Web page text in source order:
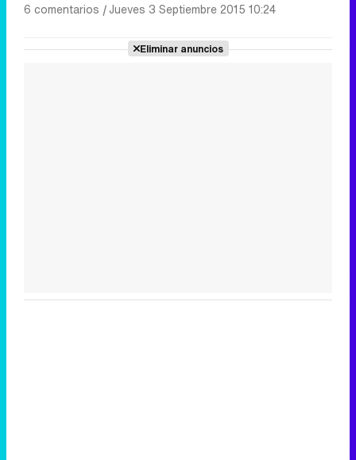
6 comentarios |Jueves 3 Septiembre 2015 10:24
Eliminar anuncios